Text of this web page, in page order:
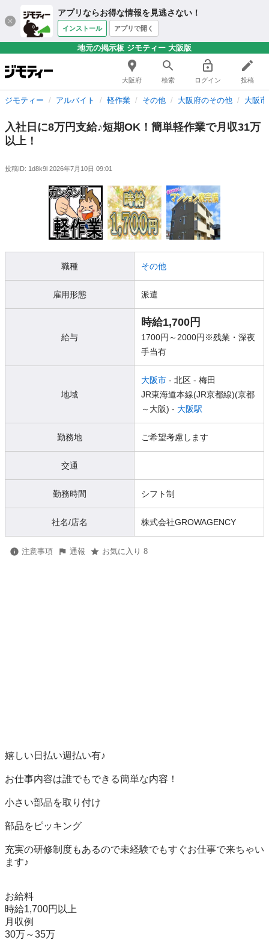
アプリならお得な情報を見逃さない！
インストール アプリで開く
地元の掲示板 ジモティー 大阪版
大阪府 検索 ログイン 投稿
ジモティー アルバイト 軽作業 その他 大阪府のその他 大阪
入社日に8万円支給♪短期OK！簡単軽作業で月収31万
以上！
投稿ID: 1d8k9l 2026年7月10日 09:01
職種 その他
雇用形態 派遣
給与
時給1,700円
1700円～2000円※残業・深夜
手当有
地域
大阪市 - 北区 - 梅田
JR東海道本線(JR京都線)(京都
～大阪) - 大阪駅
勤務地 ご希望考慮します
交通
勤務時間 シフト制
社名/店名 株式会社GROWAGENCY
注意事項 通報 お気に入り 8
嬉しい日払い週払い有♪
お仕事内容は誰でもできる簡単な内容！
小さい部品を取り付け
部品をピッキング
充実の研修制度もあるので未経験でもすぐお仕事で来ちゃい
ます♪
お給料
時給1,700円以上
月収例
30万～35万